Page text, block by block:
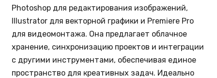
Photoshop для редактирования изображений,
Illustrator для векторной графики и Premiere Pro
для видеомонтажа. Она предлагает облачное
хранение, синхронизацию проектов и интеграции
с другими инструментами, обеспечивая единое
пространство для креативных задач. Идеально